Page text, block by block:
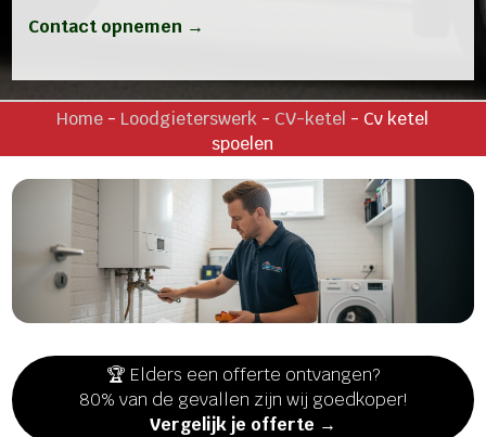
Contact opnemen →
Home - Loodgieterswerk - CV-ketel - Cv ketel
spoelen
🏆 Elders een offerte ontvangen?
80% van de gevallen zijn wij goedkoper!
Vergelijk je offerte →